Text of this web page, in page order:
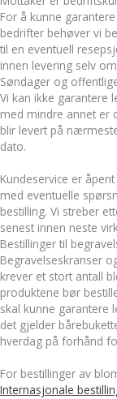
For å kunne
bedrifter behøver vi
til en eventuell
innen levering selv
Søndager og
Vi kan ikke garantere
med mindre annet er
blir levert på
dato.
Kundeservice er
med eventuelle
bestilling. Vi streber
senest innen neste
Bestillinger til
Begravelseskranser
krever et stort antall
produktene bør
skal kunne garantere
det gjelder
hverdag på forhånd
For bestillinger av
Internasjonale